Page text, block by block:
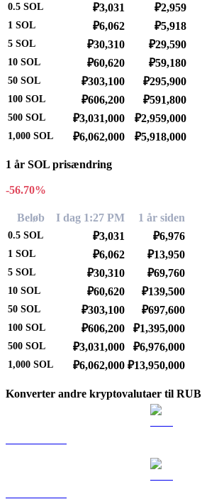
0.5 SOL ₽3,031 ₽2,959
1 SOL ₽6,062 ₽5,918
5 SOL ₽30,310 ₽29,590
10 SOL ₽60,620 ₽59,180
50 SOL ₽303,100 ₽295,900
100 SOL ₽606,200 ₽591,800
500 SOL ₽3,031,000 ₽2,959,000
1,000 SOL ₽6,062,000 ₽5,918,000
1 år SOL prisændring
-56.70%
Beløb I dag 1:27 PM 1 år siden
0.5 SOL ₽3,031 ₽6,976
1 SOL ₽6,062 ₽13,950
5 SOL ₽30,310 ₽69,760
10 SOL ₽60,620 ₽139,500
50 SOL ₽303,100 ₽697,600
100 SOL ₽606,200 ₽1,395,000
500 SOL ₽3,031,000 ₽6,976,000
1,000 SOL ₽6,062,000 ₽13,950,000
Konverter andre kryptovalutaer til RUB